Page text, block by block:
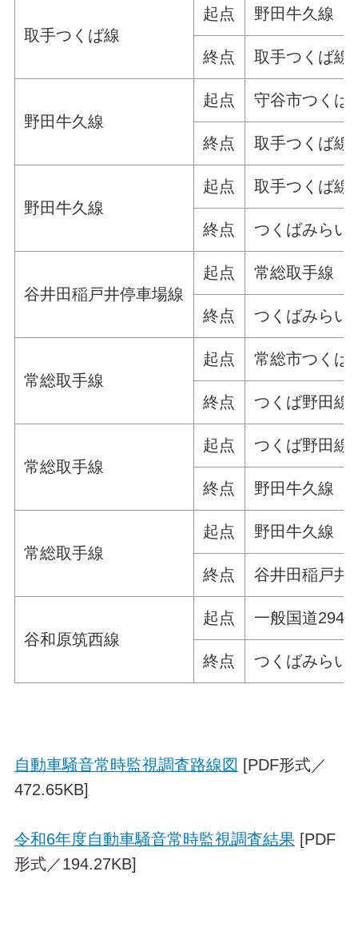
取手つくば線
起点 野田牛久線
終点 取手つくば線
野田牛久線
起点 守谷市つくば
終点 取手つくば線
野田牛久線
起点 取手つくば線
終点 つくばみらい
谷井田稲戸井停車場線
起点 常総取手線
終点 つくばみらい
常総取手線
起点 常総市つくば
終点 つくば野田線
常総取手線
起点 つくば野田線
終点 野田牛久線
常総取手線
起点 野田牛久線
終点 谷井田稲戸井
谷和原筑西線
起点 一般国道294
終点 つくばみらい
自動車騒音常時監視調査路線図 [PDF形式／
472.65KB]
令和6年度自動車騒音常時監視調査結果 [PDF
形式／194.27KB]